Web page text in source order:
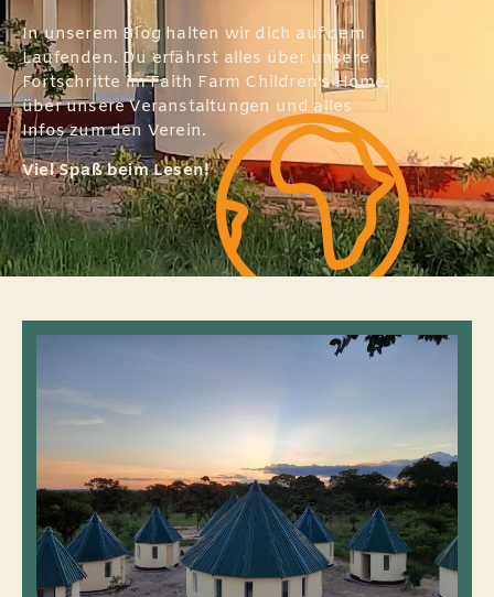
In unserem Blog halten wir dich auf dem
Laufenden. Du erfährst alles über unsere
Fortschritte im Faith Farm Children’s Home,
über unsere Veranstaltungen und alles
Infos zum den Verein.
Viel Spaß beim Lesen!